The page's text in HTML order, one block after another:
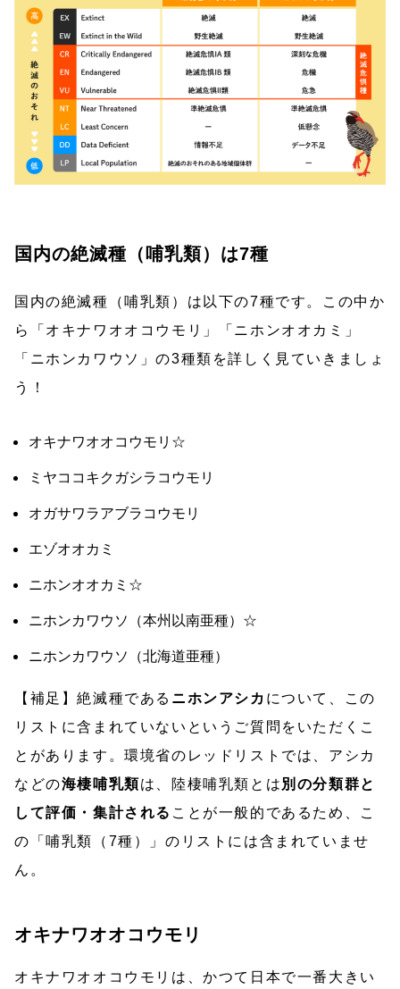
国内の絶滅種（哺乳類）は7種
国内の絶滅種（哺乳類）は以下の7種です。この中か
ら「オキナワオオコウモリ」「ニホンオオカミ」
「ニホンカワウソ」の3種類を詳しく見ていきましょ
う！
オキナワオオコウモリ☆
ミヤココキクガシラコウモリ
オガサワラアブラコウモリ
エゾオオカミ
ニホンオオカミ☆
ニホンカワウソ（本州以南亜種）☆
ニホンカワウソ（北海道亜種）
【補足】絶滅種である ニホンアシカ について、この
リストに含まれていないというご質問をいただくこ
とがあります。環境省のレッドリストでは、アシカ
などの海棲哺乳類は、陸棲哺乳類とは 別の分類群と
して評価・集計される ことが一般的であるため、こ
の「哺乳類（7種）」のリストには含まれていませ
ん。
オキナワオオコウモリ
オキナワオオコウモリは、かつて日本で一番大きい